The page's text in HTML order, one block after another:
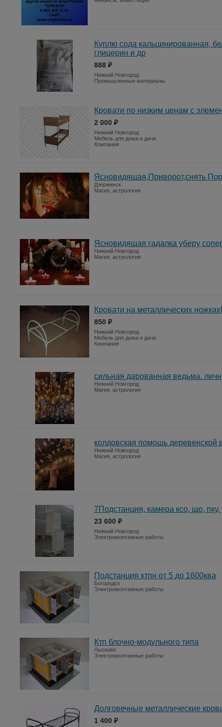
Куплю сода кальцинированная,
глицерин и др
888 ₽
Нижний Новгород
Промышленные материалы
Кровати по низким ценам с
2 000 ₽
Нижний Новгород
Мебель для дома и дачи
Компания
Ясновидящая,Приворот,снять
Дзержинск
Магия, астрология
Ясновидящая гадалка уберу
Нижний Новгород
Магия, астрология
Кровати на металлических
850 ₽
Нижний Новгород
Мебель для дома и дачи
Компания
сильная дарованная ведьма.
Нижний Новгород
Магия, астрология
колдовская помощь деревенской
Нижний Новгород
Магия, астрология
7Подстанция, камера ксо, що, пку,
23 600 ₽
Нижний Новгород
Электромонтажные работы
Подстанция ктпн от 5 до 1600ква
Богородск
Электромонтажные работы
Ктп блочно-модульного типа
Лысково
Электромонтажные работы
Долговечные металлические
1 400 ₽